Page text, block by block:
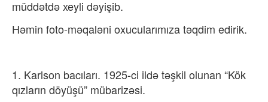
müddətdə xeyli dəyişib.​
Həmin foto-məqaləni oxucularımıza təqdim edirik.
1. Karlson bacıları. 1925-ci ildə təşkil olunan “Kök
qızların döyüşü” mübarizəsi.